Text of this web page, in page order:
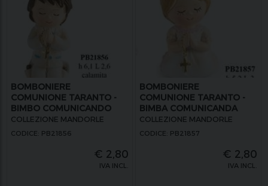
BOMBONIERE
COMUNIONE TARANTO -
BIMBO COMUNICANDO
CALAMITA
COLLEZIONE MANDORLE
CODICE: PB21856
€ 2,80
IVA INCL.
BOMBONIERE
COMUNIONE TARANTO -
BIMBA COMUNICANDA
CALAMITA
COLLEZIONE MANDORLE
CODICE: PB21857
€ 2,80
IVA INCL.